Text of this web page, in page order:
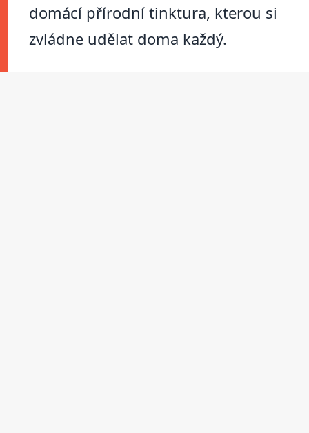
domácí přírodní tinktura, kterou si
zvládne udělat doma každý.